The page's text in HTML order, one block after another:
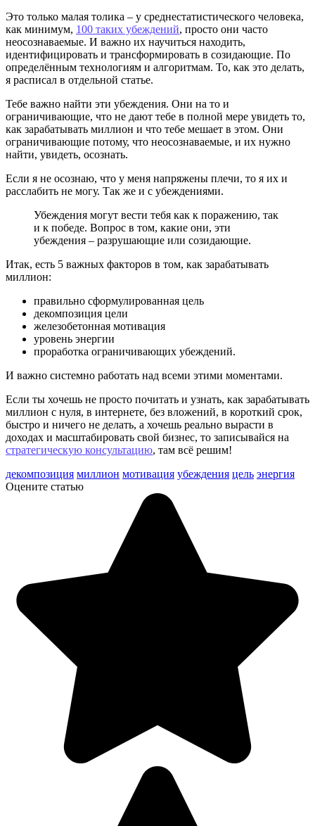
Это только малая толика – у среднестатистического человека,
как минимум, 100 таких убеждений, просто они часто
неосознаваемые. И важно их научиться находить,
идентифицировать и трансформировать в созидающие. По
определённым технологиям и алгоритмам. То, как это делать,
я расписал в отдельной статье.
Тебе важно найти эти убеждения. Они на то и
ограничивающие, что не дают тебе в полной мере увидеть то,
как зарабатывать миллион и что тебе мешает в этом. Они
ограничивающие потому, что неосознаваемые, и их нужно
найти, увидеть, осознать.
Если я не осознаю, что у меня напряжены плечи, то я их и
расслабить не могу. Так же и с убеждениями.
Убеждения могут вести тебя как к поражению, так
и к победе. Вопрос в том, какие они, эти
убеждения – разрушающие или созидающие.
Итак, есть 5 важных факторов в том, как зарабатывать
миллион:
правильно сформулированная цель
декомпозиция цели
железобетонная мотивация
уровень энергии
проработка ограничивающих убеждений.
И важно системно работать над всеми этими моментами.
Если ты хочешь не просто почитать и узнать, как зарабатывать
миллион с нуля, в интернете, без вложений, в короткий срок,
быстро и ничего не делать, а хочешь реально вырасти в
доходах и масштабировать свой бизнес, то записывайся на
стратегическую консультацию, там всё решим!
декомпозиция миллион мотивация убеждения цель энергия
Оцените статью